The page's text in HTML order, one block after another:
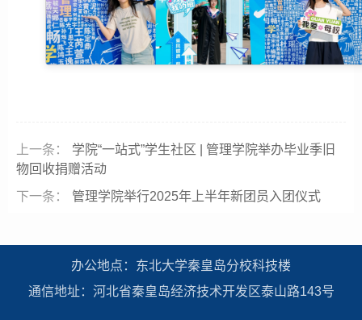
上一条：
学院“一站式”学生社区 | 管理学院举办毕业季旧
物回收捐赠活动
下一条：
管理学院举行2025年上半年新团员入团仪式
办公地点：东北大学秦皇岛分校科技楼
通信地址：河北省秦皇岛经济技术开发区泰山路143号